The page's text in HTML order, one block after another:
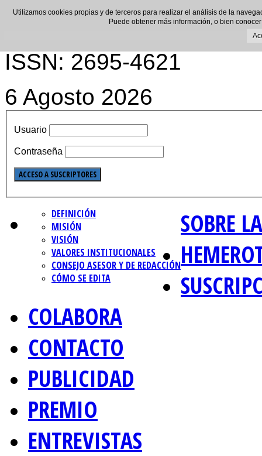
ISSN: 2695-4621
6 Agosto 2026
Usuario
Contraseña
SOBRE
DEFINICIÓN
MISIÓN
VISIÓN
VALORES INSTITUCIONALES
CONSEJO ASESOR Y DE REDACCIÓN
CÓMO SE EDITA
COLABORA
CONTACTO
PUBLICIDAD
PREMIO
ENTREVISTAS
Utilizamos cookies propias y de terceros para realizar el análisis de la
Puede obtener más información, o bien